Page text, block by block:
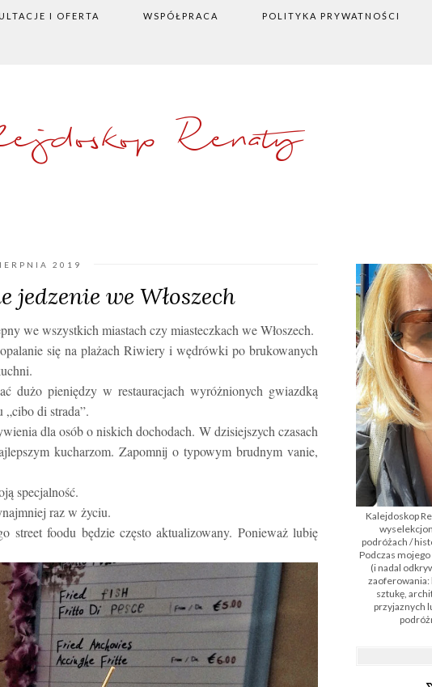
I OFERTA WSPÓŁPRACA POLITYKA PRYWATNOŚCI
Renaty
2019
we Włoszech
we wszystkich miastach czy miasteczkach we Włoszech.
się na plażach Riwiery i wędrówki po brukowanych
dużo pieniędzy w restauracjach wyróżnionych gwiazdką
„cibo di strada”.
dla osób o niskich dochodach. W dzisiejszych czasach
kucharzom. Zapomnij o typowym brudnym vanie,
specjalność.
raz w życiu.
street foodu będzie często aktualizowany. Ponieważ lubię
Kalejdoskop
podróżach /
Podczas mojego
(i nadal
zaoferowania:
sztukę,
przyjaznych